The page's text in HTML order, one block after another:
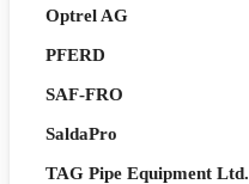
Optrel AG
PFERD
SAF-FRO
SaldaPro
TAG Pipe Equipment Ltd.